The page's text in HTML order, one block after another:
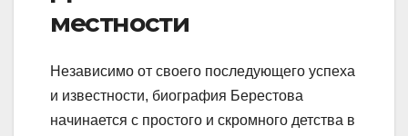
местности
Независимо от своего последующего успеха
и известности, биография Берестова
начинается с простого и скромного детства в